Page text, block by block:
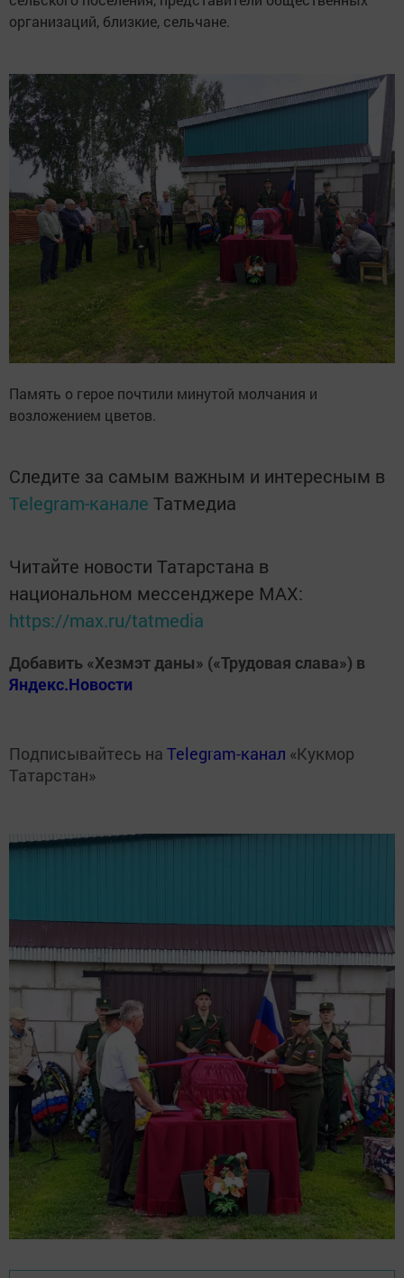
организаций, близкие, сельчане.
Память о герое почтили минутой молчания и
возложением цветов.
Следите за самым важным и интересным в
Telegram-канале Татмедиа
Читайте новости Татарстана в
национальном мессенджере MАХ:
https://max.ru/tatmedia
Добавить «Хезмэт даны» («Трудовая слава») в
Яндекс.Новости
Подписывайтесь на Telegram-канал «Кукмор
Татарстан»